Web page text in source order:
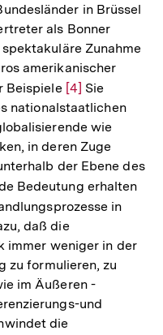
in Brüssel
als Bonner
Zunahme
amerikanischer
Beispiele Zur
Auflösung
der
Fußnote
[4] Sie
nationalstaatlichen
wie
in deren Zuge
der Ebene des
Bedeutung erhalten
in
daß die
immer weniger in der
zu formulieren, zu
im Äußeren -
und
die